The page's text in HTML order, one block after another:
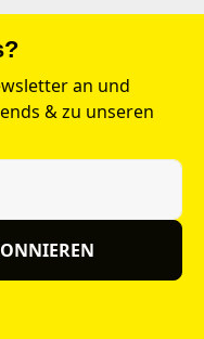
an und
& zu unseren